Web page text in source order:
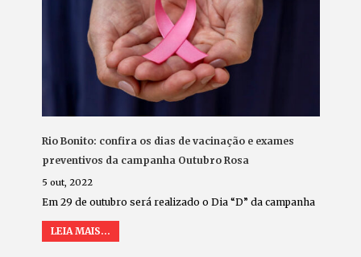
Rio Bonito: confira os dias de vacinação e exames
preventivos da campanha Outubro Rosa
5 out, 2022
Em 29 de outubro será realizado o Dia “D” da campanha
LEIA MAIS...